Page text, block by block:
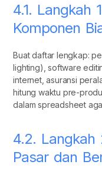
4.1. Langkah
Komponen
Buat daftar lengkap:
lighting), software
internet, asuransi
hitung waktu pre-
dalam spreadsheet
4.2. Langkah
Pasar dan